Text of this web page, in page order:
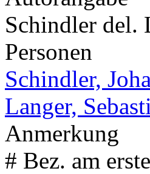
Schindler del.
Personen
Schindler,
Langer,
Anmerkung
# Bez. am